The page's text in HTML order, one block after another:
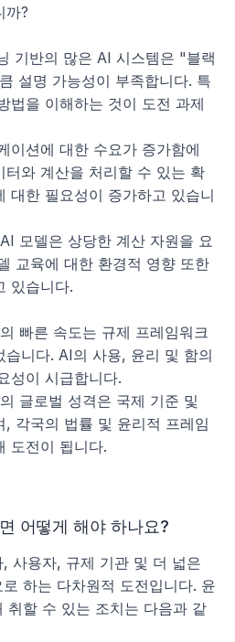
까?
기반의 많은 AI 시스템은 "블랙
설명 가능성이 부족합니다. 특
법을 이해하는 것이 도전 과제
이션에 대한 수요가 증가함에
터와 계산을 처리할 수 있는 확
대한 필요성이 증가하고 있습니
모델은 상당한 계산 자원을 요
교육에 대한 환경적 영향 또한
있습니다.
빠른 속도는 규제 프레임워크
습니다. AI의 사용, 윤리 및 함의
성이 시급합니다.
글로벌 성격은 국제 기준 및
, 각국의 법률 및 윤리적 프레임
도전이 됩니다.
어떻게 해야 하나요?
사용자, 규제 기관 및 더 넓은
하는 다차원적 도전입니다. 윤
취할 수 있는 조치는 다음과 같